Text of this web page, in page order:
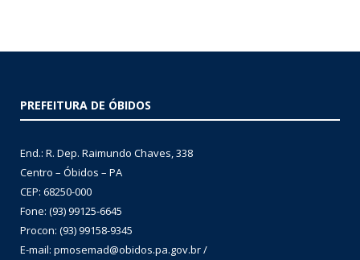
PREFEITURA DE ÓBIDOS
End.: R. Dep. Raimundo Chaves, 338
Centro – Óbidos – PA
CEP: 68250-000
Fone: (93) 99125-6645
Procon: (93) 99158-9345
E-mail: pmosemad@obidos.pa.gov.br /